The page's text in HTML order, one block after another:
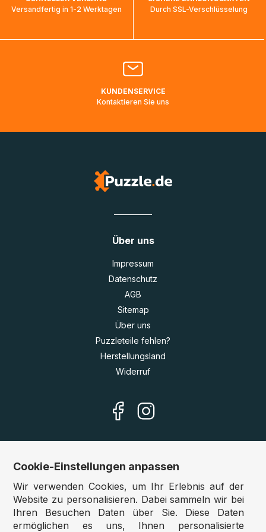
ankommen und von der dortigen Zustellorganisation weiter
bearbeitet werden.
Bitte kontaktieren Sie denKundenservicefalls Ihr Paket
Lieferadressen in Deutschland oder Europa mehrere Tage
Versandfertig in 1-2 Werktagen
Durch SSL-Verschlüsselung
KUNDENSERVICE
Kontaktieren Sie uns
Über uns
Impressum
Datenschutz
AGB
Sitemap
Über uns
Puzzleteile fehlen?
Herstellungsland
Widerruf
Unsere Shops
Deutschland:www.puzzle.de
Österreich:
www.puzzle.at
Belgien:www.puzzle.be
Cookie-Einstellungen anpassen
Wir verwenden Cookies, um Ihr Erlebnis auf der
Website zu personalisieren. Dabei sammeln wir bei
Ihren Besuchen Daten über Sie. Diese Daten
ermöglichen es uns, Ihnen personalisierte